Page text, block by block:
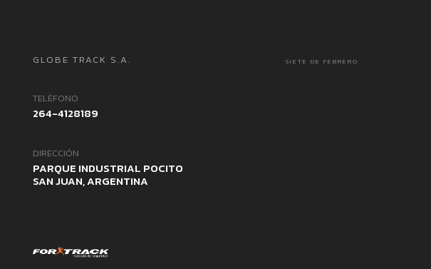
GLOBE TRACK S.A.
TELÉFONO
264-4128189
DIRECCIÓN
PARQUE INDUSTRIAL POCITO
SAN JUAN, ARGENTINA
SIETE DE FEBRERO